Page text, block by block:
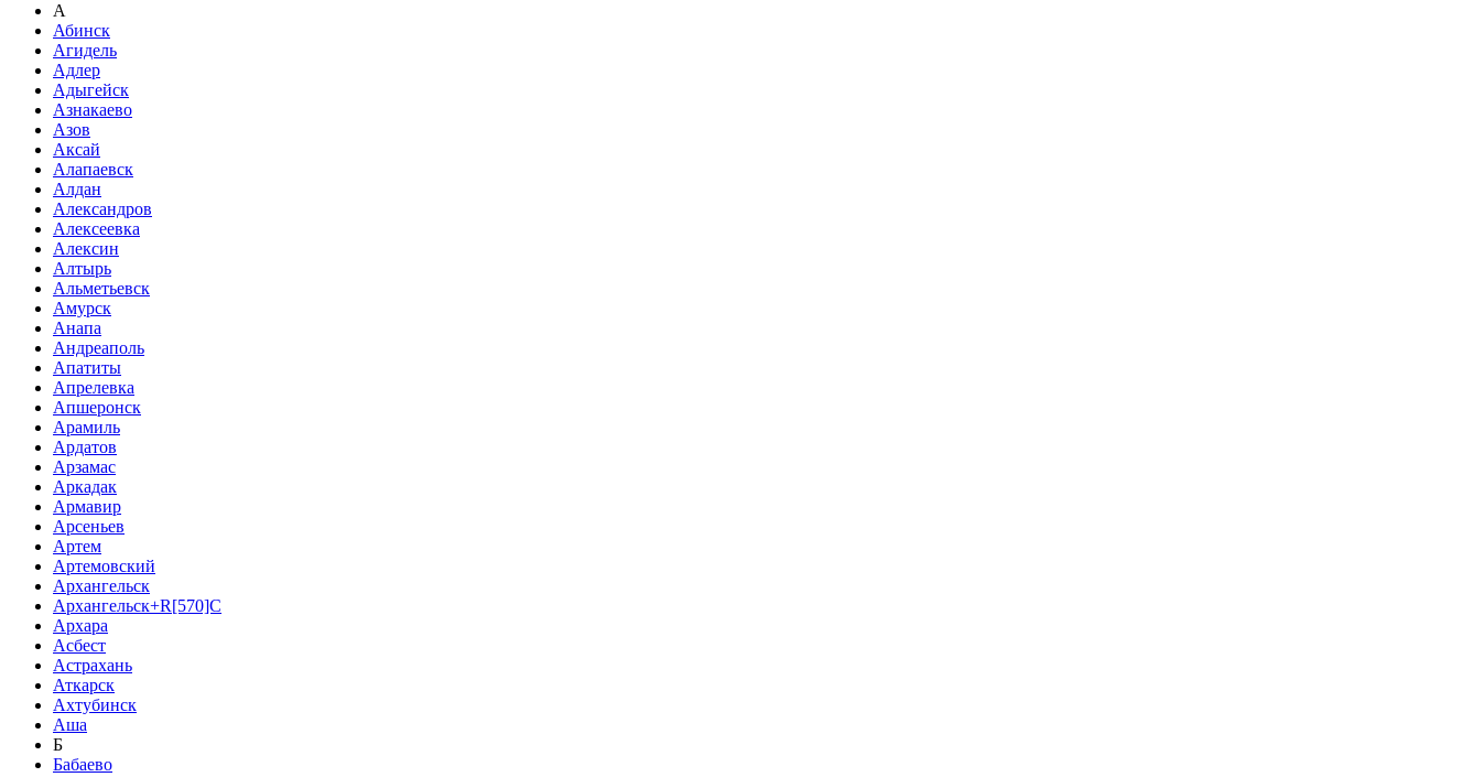
А
Абинск
Агидель
Адлер
Адыгейск
Азнакаево
Азов
Аксай
Алапаевск
Алдан
Александров
Алексеевка
Алексин
Алтырь
Альметьевск
Амурск
Анапа
Андреаполь
Апатиты
Апрелевка
Апшеронск
Арамиль
Ардатов
Арзамас
Аркадак
Армавир
Арсеньев
Артем
Артемовский
Архангельск
Архангельск+R[570]C
Архара
Асбест
Астрахань
Аткарск
Ахтубинск
Аша
Б
Бабаево